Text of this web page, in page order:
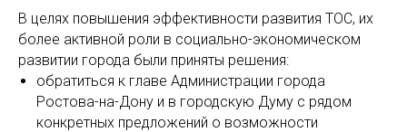
В целях повышения эффективности развития ТОС, их
более активной роли в социально-экономическом
развитии города были приняты решения:
обратиться к главе Администрации города
Ростова-на-Дону и в городскую Думу с рядом
конкретных предложений о возможности